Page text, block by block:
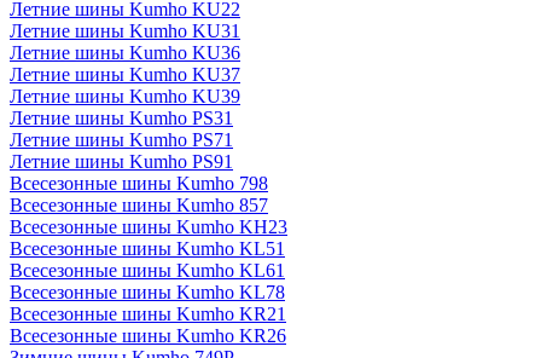
Летние шины Kumho KU22
Летние шины Kumho KU31
Летние шины Kumho KU36
Летние шины Kumho KU37
Летние шины Kumho KU39
Летние шины Kumho PS31
Летние шины Kumho PS71
Летние шины Kumho PS91
Всесезонные шины Kumho 798
Всесезонные шины Kumho 857
Всесезонные шины Kumho KH23
Всесезонные шины Kumho KL51
Всесезонные шины Kumho KL61
Всесезонные шины Kumho KL78
Всесезонные шины Kumho KR21
Всесезонные шины Kumho KR26